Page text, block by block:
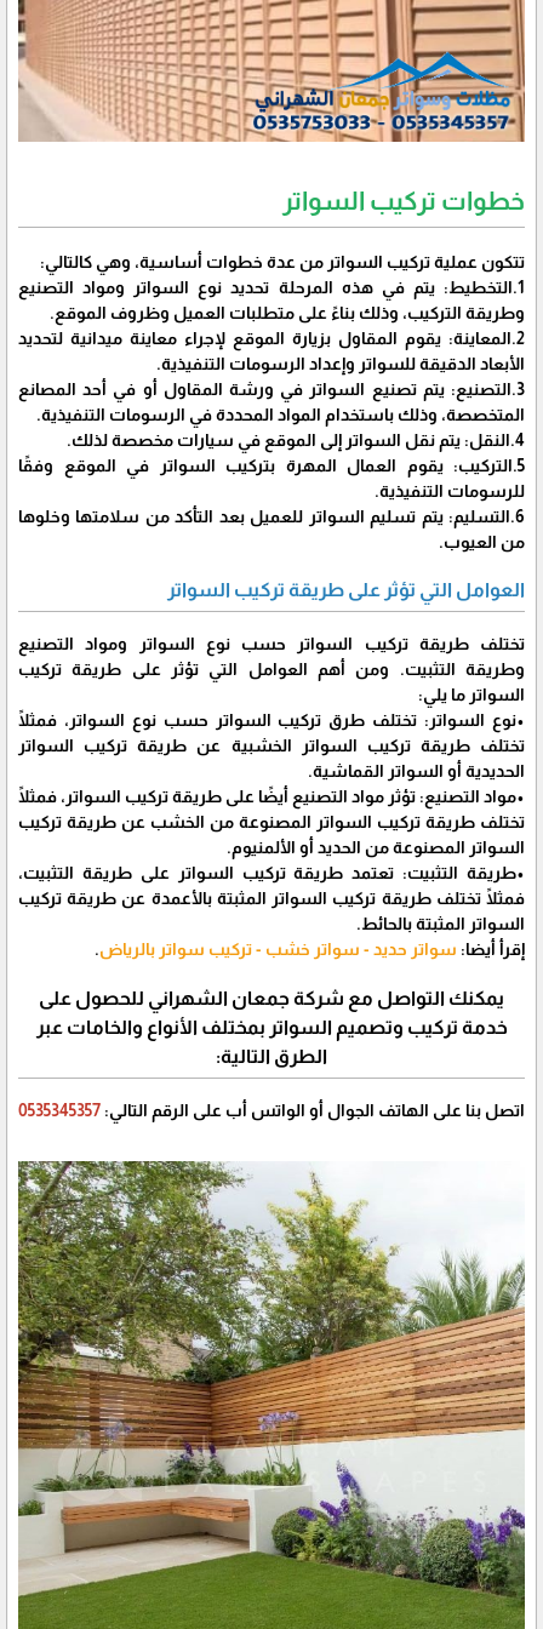
خطوات تركيب السواتر
تتكون عملية تركيب السواتر من عدة خطوات أساسية، وهي كالتالي:
1.التخطيط: يتم في هذه المرحلة تحديد نوع السواتر ومواد التصنيع
وطريقة التركيب، وذلك بناءً على متطلبات العميل وظروف الموقع.
2.المعاينة: يقوم المقاول بزيارة الموقع لإجراء معاينة ميدانية لتحديد
الأبعاد الدقيقة للسواتر وإعداد الرسومات التنفيذية.
3.التصنيع: يتم تصنيع السواتر في ورشة المقاول أو في أحد المصانع
المتخصصة، وذلك باستخدام المواد المحددة في الرسومات التنفيذية.
4.النقل: يتم نقل السواتر إلى الموقع في سيارات مخصصة لذلك.
5.التركيب: يقوم العمال المهرة بتركيب السواتر في الموقع وفقًا
للرسومات التنفيذية.
6.التسليم: يتم تسليم السواتر للعميل بعد التأكد من سلامتها وخلوها
من العيوب.
العوامل التي تؤثر على طريقة تركيب السواتر
تختلف طريقة تركيب السواتر حسب نوع السواتر ومواد التصنيع
وطريقة التثبيت. ومن أهم العوامل التي تؤثر على طريقة تركيب
السواتر ما يلي:
•نوع السواتر: تختلف طرق تركيب السواتر حسب نوع السواتر، فمثلًا
تختلف طريقة تركيب السواتر الخشبية عن طريقة تركيب السواتر
الحديدية أو السواتر القماشية.
•مواد التصنيع: تؤثر مواد التصنيع أيضًا على طريقة تركيب السواتر، فمثلًا
تختلف طريقة تركيب السواتر المصنوعة من الخشب عن طريقة تركيب
السواتر المصنوعة من الحديد أو الألمنيوم.
•طريقة التثبيت: تعتمد طريقة تركيب السواتر على طريقة التثبيت،
فمثلًا تختلف طريقة تركيب السواتر المثبتة بالأعمدة عن طريقة تركيب
السواتر المثبتة بالحائط.
إقرأ أيضا: سواتر حديد - سواتر خشب - تركيب سواتر بالرياض.
يمكنك التواصل مع شركة جمعان الشهراني للحصول على
خدمة تركيب وتصميم السواتر بمختلف الأنواع والخامات عبر
الطرق التالية:
اتصل بنا على الهاتف الجوال أو الواتس أب على الرقم التالي: 0535345357